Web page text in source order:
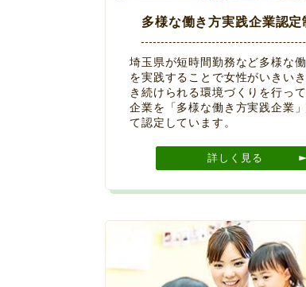
多様な働き方実践企業認定
埼玉県が短時間勤務など多様な
を実践することで女性がいきい
き続けられる環境づくりを行っ
企業を「多様な働き方実践企業
て認定しています。
詳しく見る